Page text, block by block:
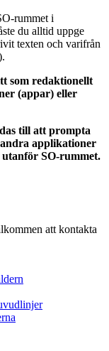
rummet i
du alltid uppge
texten och varifrån
som redaktionellt
(appar) eller
till att prompta
applikationer
SO-rummet.
att kontakta